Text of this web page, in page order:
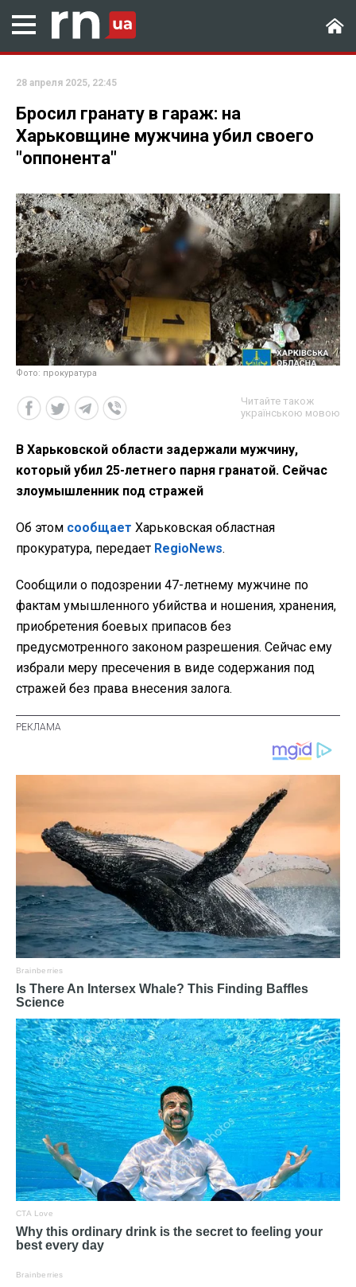
28 апреля 2025, 22:45
Бросил гранату в гараж: на
Харьковщине мужчина убил своего
"оппонента"
Фото: прокуратура
Читайте також
українською мовою
В Харьковской области задержали мужчину,
который убил 25-летнего парня гранатой. Сейчас
злоумышленник под стражей
Об этом сообщает Харьковская областная
прокуратура, передает RegioNews.
Сообщили о подозрении 47-летнему мужчине по
фактам умышленного убийства и ношения, хранения,
приобретения боевых припасов без
предусмотренного законом разрешения. Сейчас ему
избрали меру пресечения в виде содержания под
стражей без права внесения залога.